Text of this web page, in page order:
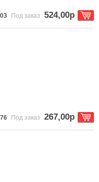
Под заказ 524,00р
Под заказ 267,00р